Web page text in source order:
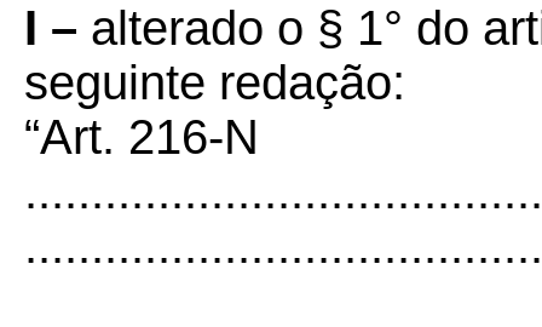
I – alterado o § 1° do
seguinte redação:
“Art. 216-N